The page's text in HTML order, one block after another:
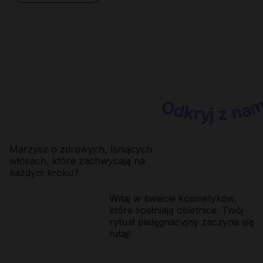
Marzysz o zdrowych, lśniących
włosach, które zachwycają na
każdym kroku?
Witaj w świecie kosmetyków,
które spełniają obietnice. Twój
rytuał pielęgnacyjny zaczyna się
tutaj!